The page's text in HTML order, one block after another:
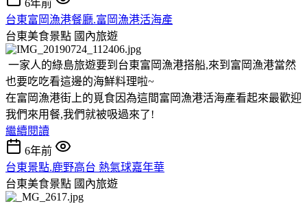
6年前
台東富岡漁港餐廳.富岡漁港活海產
台東美食景點 國內旅遊
一家人的綠島旅遊要到台東富岡漁港搭船,來到富岡漁港當然
也要吃吃看這邊的海鮮料理啦~
在富岡漁港街上的覓食因為這間富岡漁港活海產看起來最歡迎
我們來用餐,我們就被吸過來了!
繼續閱讀
6年前
台東景點.鹿野高台 熱氣球嘉年華
台東美食景點 國內旅遊